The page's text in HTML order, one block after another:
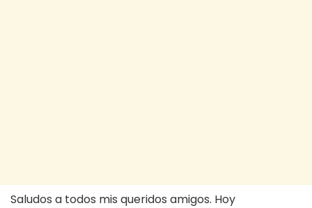
Saludos a todos mis queridos amigos. Hoy